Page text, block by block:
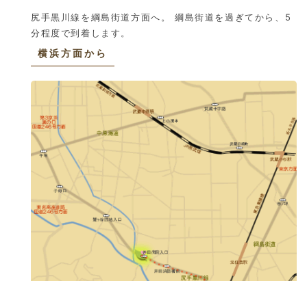
尻手黒川線を綱島街道方面へ。 綱島街道を過ぎてから、5
分程度で到着します。
横浜方面から